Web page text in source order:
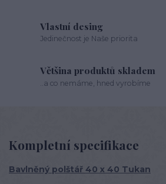
Vlastní desing
Jedinečnost je Naše priorita
Většina produktů skladem
..a co nemáme, hned vyrobíme
Kompletní specifikace
Bavlněný polštář 40 x 40 Tukan